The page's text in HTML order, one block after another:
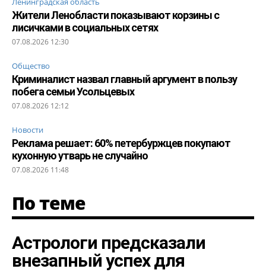
Жители Ленобласти показывают корзины с
лисичками в социальных сетях
07.08.2026 12:30
Общество
Криминалист назвал главный аргумент в пользу
побега семьи Усольцевых
07.08.2026 12:12
Новости
Реклама решает: 60% петербуржцев покупают
кухонную утварь не случайно
07.08.2026 11:48
По теме
Астрологи предсказали
внезапный успех для